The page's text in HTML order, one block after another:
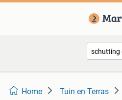
Home Tuin en Terras